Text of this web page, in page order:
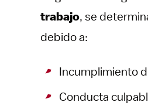
trabajo, se
debido a:
Incumplimiento
Conducta